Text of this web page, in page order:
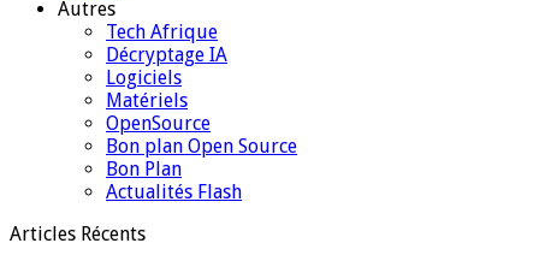
Autres
Tech Afrique
Décryptage IA
Logiciels
Matériels
OpenSource
Bon plan Open Source
Bon Plan
Actualités Flash
Articles Récents